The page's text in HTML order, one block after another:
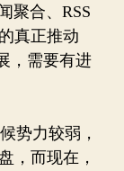
聚合、RSS
真正推动
，需要有进
势力较弱，
，而现在，